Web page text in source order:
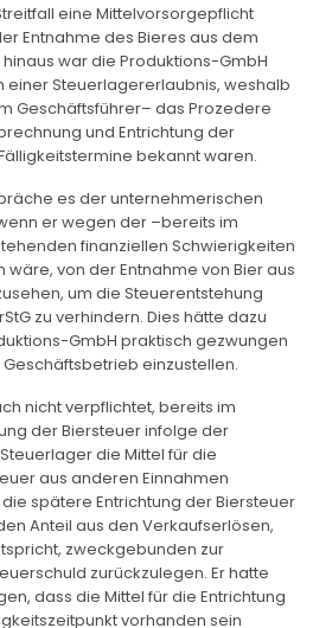
eine Mittelvorsorgepflicht
Entnahme des Bieres aus dem
war die Produktions-GmbH
einer Steuerlagererlaubnis, weshalb
Geschäftsführer– das Prozedere
und Entrichtung der
bekannt waren.
es der unternehmerischen
er wegen der –bereits im
finanziellen Schwierigkeiten
von der Entnahme von Bier aus
um die Steuerentstehung
zu verhindern. Dies hätte dazu
GmbH praktisch gezwungen
einzustellen.
nicht verpflichtet, bereits im
der Biersteuer infolge der
die Mittel für die
aus anderen Einnahmen
spätere Entrichtung der Biersteuer
Anteil aus den Verkaufserlösen,
zweckgebunden zur
zurückzulegen. Er hatte
dass die Mittel für die Entrichtung
vorhanden sein